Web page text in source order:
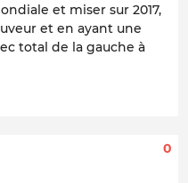
et miser sur 2017,
et en ayant une
total de la gauche à
0